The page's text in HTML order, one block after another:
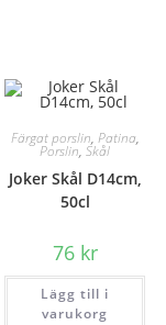
Färgat porslin, Patina,
Porslin,Skål
Joker Skål D14cm,
50cl
76 kr
Lägg till i
varukorg